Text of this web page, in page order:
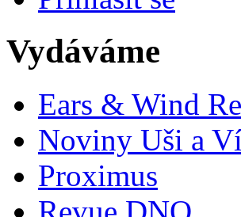
Vydáváme
Ears & Wind
Noviny Uši a
Proximus